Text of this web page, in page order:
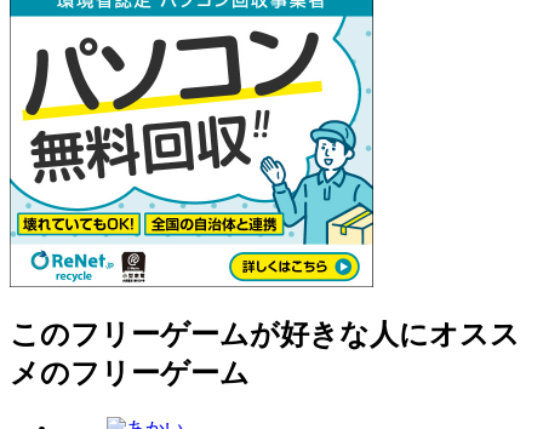
このフリーゲームが好きな人にオスス
メのフリーゲーム